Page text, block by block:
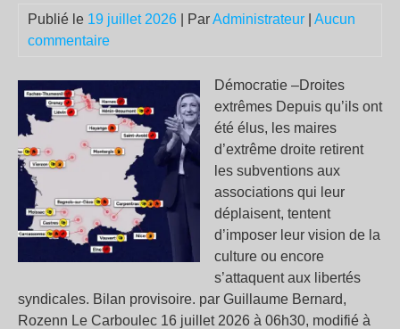
Publié le 19 juillet 2026 | ParAdministrateur
Aucun
commentaire
Démocratie –Droites
extrêmes Depuis qu’ils ont
été élus, les maires
d’extrême droite retirent
les subventions aux
associations qui leur
déplaisent, tentent
d’imposer leur vision de la
culture ou encore
s’attaquent aux libertés
syndicales. Bilan provisoire. par Guillaume Bernard,
Rozenn Le Carboulec 16 juillet 2026 à 06h30, modifié à